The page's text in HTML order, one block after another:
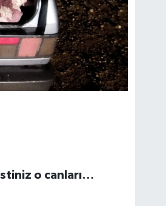
o canları…